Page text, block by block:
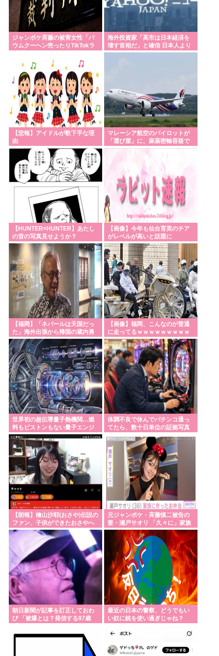
ジャンポケ斉藤の被害女性「バ
ウムクーヘン売ったりTikTokラ
しなかった」
海外投資家「高市は日本経済を
壊す首相だ」と確信 日本人より
先に気づいた海外投資家 円がゴ
【悲報】アイドルが歌下手な理
由
マレーシア航空のパイロットが
「運び屋」に、麻薬密輸容疑で
拘束…最高刑は死刑！
【HUNTER×HUNTER】あたし
の昔の写真見せようか？
【画像】今年も仙台育英のチア
がレベルが高いと話題に
【福岡】「ネパールは天国だっ
た」海外出張から帰国の蔵内勇
夫議長が発言 福岡県議会に姿見
せる “金銭授受”疑惑は第三者委
員会設置へ
【画像】福岡、こんなのが普通
に走ってるｗｗｗｗｗｗｗｗｗ
ｗｗｗｗｗｗｗｗｗｗｗｗｗｗ
ｗｗｗｗｗｗｗｗ
世界初の超伝導量子熱機関…燃
料もピストンもない量子エンジ
ンが回った！
体調不良で休んでパチンコ通っ
てたら、数十日単位の証拠写真
撮られて会社クビになった
【朗報】檜山沙耶(おさや)伝説の
ファン、子供ができたおさやへ
の正直な気持ちを語るwwwww
元ジャンポケ・斉藤慎二被告の
妻・瀬戸サオリ 「久々に」家族
へのお弁当作り再開
朝日新聞が記事を訂正しておわ
び 「被爆とは？発信する97歳
に伝えたい」
最近の日本の警察、どうでもい
い奴に銃を使い過ぎじゃね？